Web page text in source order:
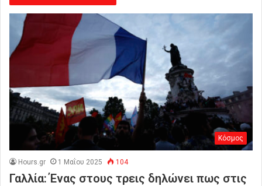
Κόσμος
Hours.gr 1 Μαΐου 2025 104
Γαλλία: Ένας στους τρεις δηλώνει πως στις